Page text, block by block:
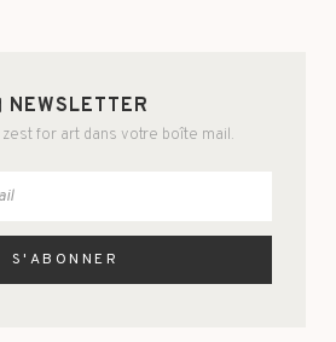
NEWSLETTER
for art dans votre boîte mail.